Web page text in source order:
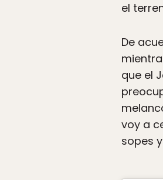
el
De
que el
voy a
sopes